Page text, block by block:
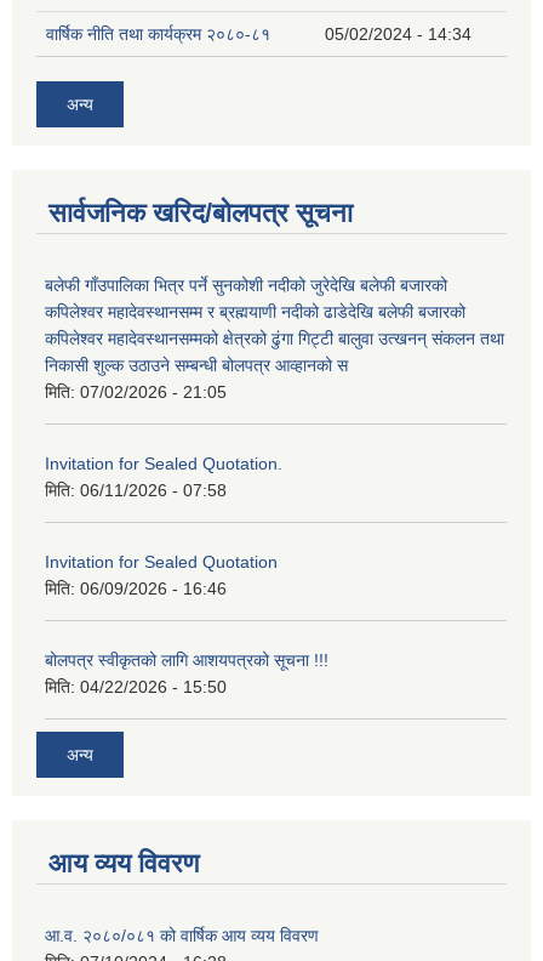
वार्षिक नीति तथा कार्यक्रम २०८०-८१ 05/02/2024 - 14:34
अन्य
सार्वजनिक खरिद/बोलपत्र सूचना
बलेफी गाँउपालिका भित्र पर्ने सुनकोशी नदीको जुरेदेखि बलेफी बजारको
कपिलेश्वर महादेवस्थानसम्म र ब्रह्मयाणी नदीको ढाडेदेखि बलेफी बजारको
कपिलेश्वर महादेवस्थानसम्मको क्षेत्रको ढुंगा गिट्टी बालुवा उत्खनन् संकलन तथा
निकासी शुल्क उठाउने सम्बन्धी बोलपत्र आव्हानको स
मिति: 07/02/2026 - 21:05
Invitation for Sealed Quotation.
मिति: 06/11/2026 - 07:58
Invitation for Sealed Quotation
मिति: 06/09/2026 - 16:46
बोलपत्र स्वीकृतको लागि आशयपत्रको सूचना !!!
मिति: 04/22/2026 - 15:50
अन्य
आय व्यय विवरण
आ.व. २०८०/०८१ को वार्षिक आय व्यय विवरण